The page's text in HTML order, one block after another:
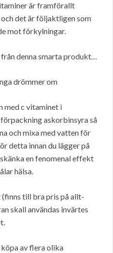
är framförallt
det är följaktligen som
mot förkylningar.
denna smarta produkt…
drömmer om
med c vitaminet i
askorbinsyra så
och mixa med vatten för
detta innan du lägger på
en fenomenal effekt
hälsa.
till bra pris på allt-
skall användas invärtes
av flera olika